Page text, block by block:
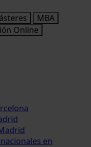
MBA
Online
en